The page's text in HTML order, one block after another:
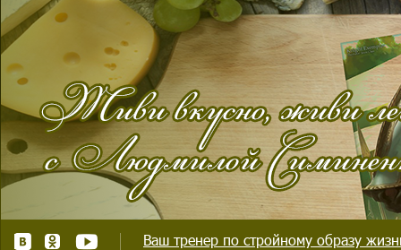
Ваш тренер по стройному образу